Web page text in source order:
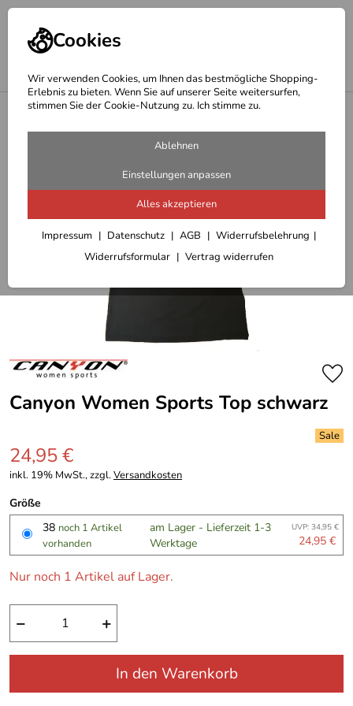
Cookies
Wir verwenden Cookies, um Ihnen das bestmögliche Shopping-
Erlebnis zu bieten. Wenn Sie auf unserer Seite weitersurfen,
stimmen Sie der Cookie-Nutzung zu. Ich stimme zu.
Ablehnen
Einstellungen anpassen
Alles akzeptieren
Impressum Datenschutz AGB
Widerrufsbelehrung
Widerrufsformular
Vertrag widerrufen
Outdoor T-Shirts/Blusen/Pullover Damen
Canyon Women Sports Top schwarz
24,95 €
inkl. 19% MwSt., zzgl.Versandkosten
Größe
38 noch 1 Artikel
vorhanden
am Lager - Lieferzeit 1-3
Werktage
UVP: 34,95 €
24,95 €
Nur noch 1 Artikel auf Lager.
− +
In den Warenkorb